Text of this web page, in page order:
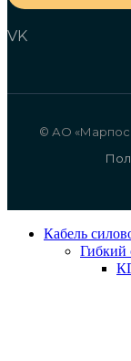
VK
© АО
Кабель
Гибкий